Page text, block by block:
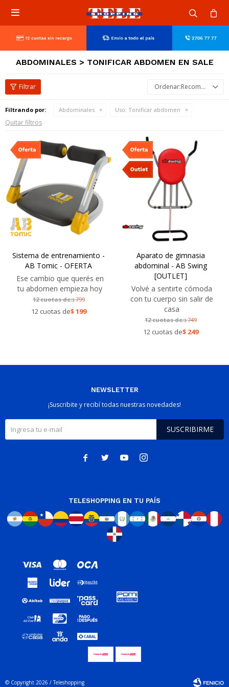

ABDOMINALES > TONIFICAR ABDOMEN EN SALE
Recomendados
Filtrando por: Abdominales Uso: Tonificar abdomen
Quitar filtros
Sistema de entrenamiento -
AB Tomic - OFERTA
Ese cambio que querés en
tu abdomen empieza hoy
12 cuotas de:$799
12 cuotas de$199
Aparato de gimnasia
abdominal - AB Swing
[OUTLET]
Volvé a sentirte cómoda
con tu cuerpo sin salir de
casa
12 cuotas de:$749
12 cuotas de$ 249
NEWSLETTER
¡Suscribite y recibí todas nuestras novedades!
SUSCRIBIRME
   
TELESHOPPING EN TU PAÍS
© Copyright 2026 / Teleshopping